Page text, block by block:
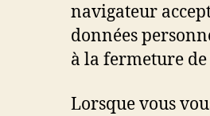
navigateur
données
à la fermeture
Lorsque vous